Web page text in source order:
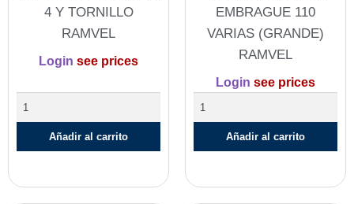
4 Y TORNILLO
RAMVEL
Login see prices
Añadir al carrito
EMBRAGUE 110
VARIAS (GRANDE)
RAMVEL
Login see prices
Añadir al carrito